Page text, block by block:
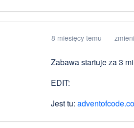
8 miesięcy temu
Zabawa startuje za 3
EDIT:
Jest tu: